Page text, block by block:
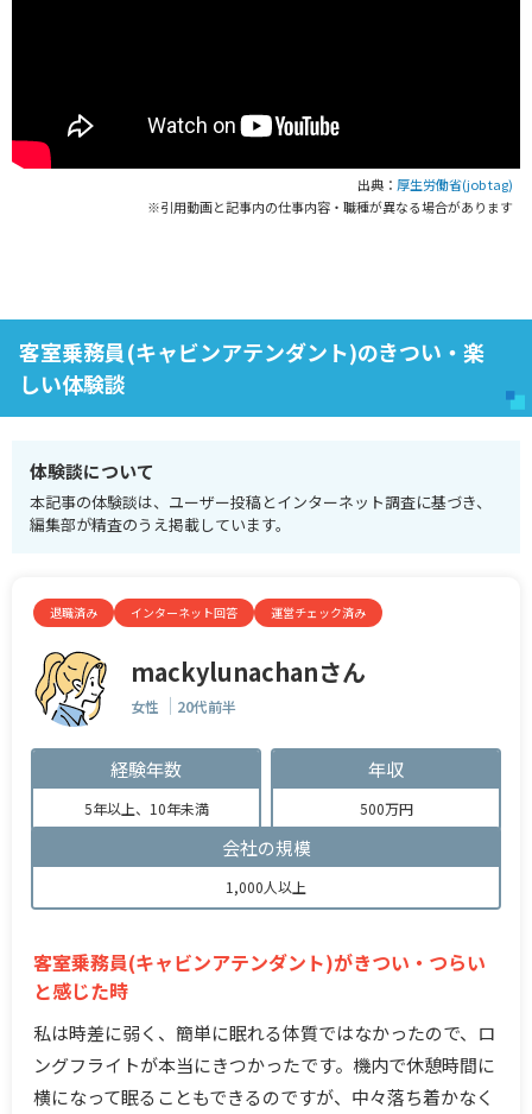
出典： 厚生労働省(job tag)
※引用動画と記事内の仕事内容・職種が異なる場合があります
客室乗務員(キャビンアテンダント)のきつい・楽
しい体験談
体験談について
本記事の体験談は、ユーザー投稿とインターネット調査に基づき、
編集部が精査のうえ掲載しています。
退職済み インターネット回答 運営チェック済み
mackylunachanさん
女性 20代前半
経験年数
5年以上、10年未満
年収
500万円
会社の規模
1,000人以上
客室乗務員(キャビンアテンダント)がきつい・つらい
と感じた時
私は時差に弱く、簡単に眠れる体質ではなかったので、ロ
ングフライトが本当にきつかったです。機内で休憩時間に
横になって眠ることもできるのですが、中々落ち着かなく